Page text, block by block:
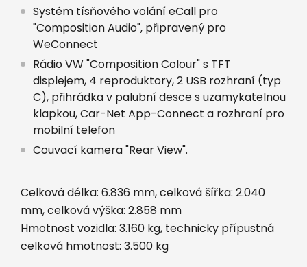
Systém tísňového volání eCall pro
"Composition Audio", připravený pro
WeConnect
Rádio VW "Composition Colour" s TFT
displejem, 4 reproduktory, 2 USB rozhraní (typ
C), přihrádka v palubní desce s uzamykatelnou
klapkou, Car-Net App-Connect a rozhraní pro
mobilní telefon
Couvací kamera "Rear View".
Celková délka: 6.836 mm, celková šířka: 2.040
mm, celková výška: 2.858 mm
Hmotnost vozidla: 3.160 kg, technicky přípustná
celková hmotnost: 3.500 kg